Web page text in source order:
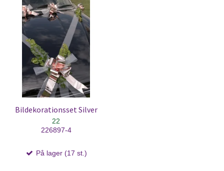
Bildekorationsset Silver
22
226897-4
På lager (17 st.)